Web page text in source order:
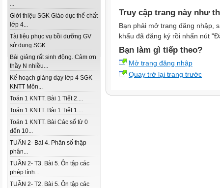
...
Giới thiệu SGK Giáo dục thể chất
lớp 4...
Tài liệu phục vụ bồi dưỡng GV
sử dụng SGK...
Bài giảng rất sinh động. Cảm ơn
thầy N nhiều...
Kế hoạch giảng dạy lớp 4 SGK -
KNTT Môn...
Toán 1 KNTT. Bài 1 Tiết 2....
Toán 1 KNTT. Bài 1 Tiết 1....
Toán 1 KNTT. Bài Các số từ 0
đến 10...
TUẦN 2- Bài 4. Phân số thập
phân...
TUẦN 2- T3. Bài 5. Ôn tập các
phép tính...
TUẦN 2- T2. Bài 5. Ôn tập các
Truy cập trang này như
Bạn phải mở trang đăng nhập,
khẩu đã đăng ký rồi nhấn nút
Bạn làm gì tiếp theo?
Mở trang đăng nhập
Quay trở lại trang trước